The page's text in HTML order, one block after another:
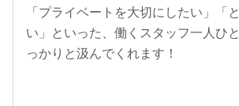
「プライベートを大切にしたい」「
い」といった、働くスタッフ一人ひ
っかりと汲んでくれます！